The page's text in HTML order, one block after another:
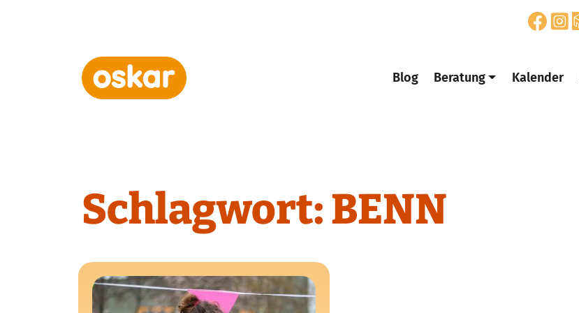
Hauptnavigation Blog Beratung Kalender
Schlagwort:BENN